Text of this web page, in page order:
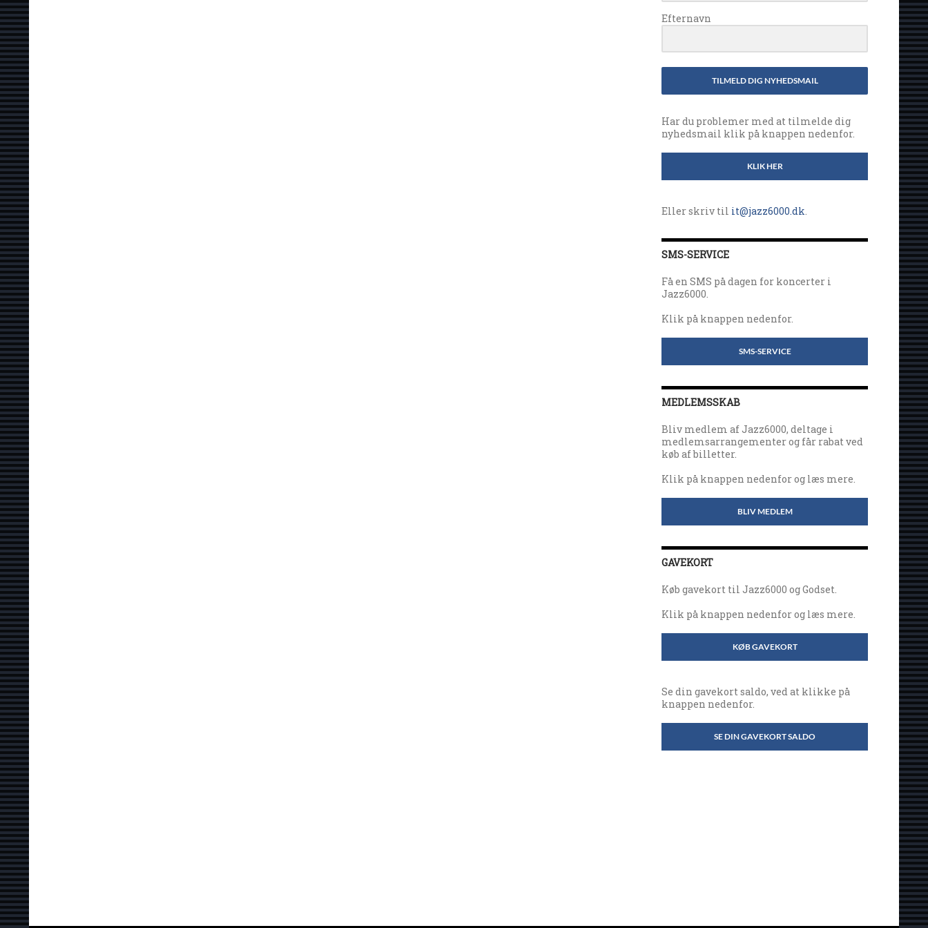
Efternavn
TILMELD DIG NYHEDSMAIL
Har du problemer med at tilmelde dig
nyhedsmail klik på knappen nedenfor.
KLIK HER
Eller skriv til it@jazz6000.dk
SMS-SERVICE
Få en SMS på dagen for koncerter i
Jazz6000.
Klik på knappen nedenfor.
SMS-SERVICE
MEDLEMSSKAB
Bliv medlem af Jazz6000, deltage i
medlemsarrangementer og får rabat ved
køb af billetter.
Klik på knappen nedenfor og læs mere.
BLIV MEDLEM
GAVEKORT
Køb gavekort til Jazz6000 og Godset.
Klik på knappen nedenfor og læs mere.
KØB GAVEKORT
Se din gavekort saldo, ved at klikke på
knappen nedenfor.
SE DIN GAVEKORT SALDO